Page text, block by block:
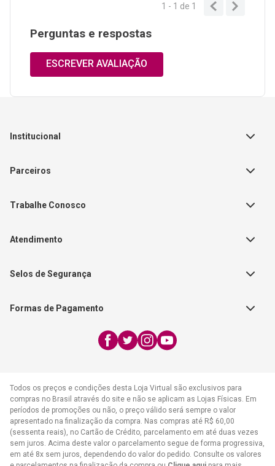
1 - 1 de 1
Perguntas e respostas
ESCREVER AVALIAÇÃO
Institucional
Política de Vendas
Catálogos de Produtos
Parceiros
Editorial Patmos
FAECAD
Trabalhe Conosco
Nossas Lojas
Atendimento
17:30h
WhatsApp:
atendimento@cpad.com.br
Selos de Segurança
Formas de Pagamento
Todos os preços e condições desta Loja Virtual são exclusivos para
compras no Brasil através do site e não se aplicam as Lojas Físicas. Em
períodos de promoções ou não, o preço válido será sempre o valor
apresentado na finalização da compra. Nas compras até R$ 60,00
(sessenta reais), no Cartão de Crédito, parcelamento em até duas vezes
sem juros. Acima deste valor o parcelamento segue de forma progressiva,
em até 8x sem juros, dependendo do valor do pedido. Consulte os valores